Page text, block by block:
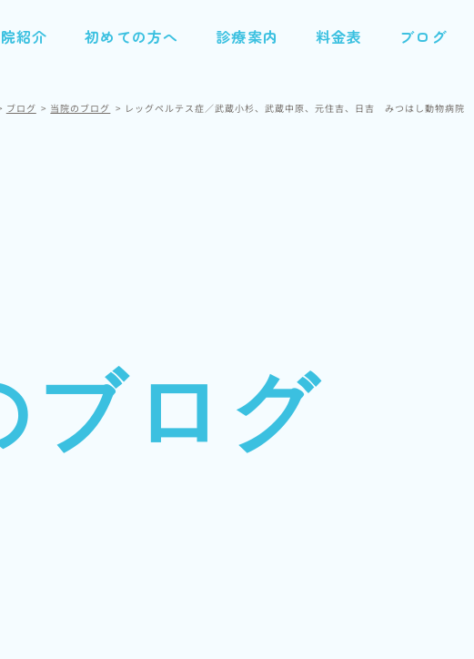
紹介 初めての方へ 診療案内 料金表 ブログ
ブログ 当院のブログ レッグペルテス症／武蔵小杉、武蔵中原、元住吉、日吉 みつはし動物病院
ブログ